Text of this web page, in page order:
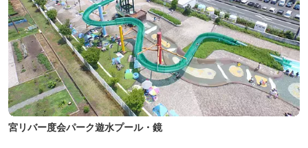
宮リバー度会パーク遊水プール・鏡